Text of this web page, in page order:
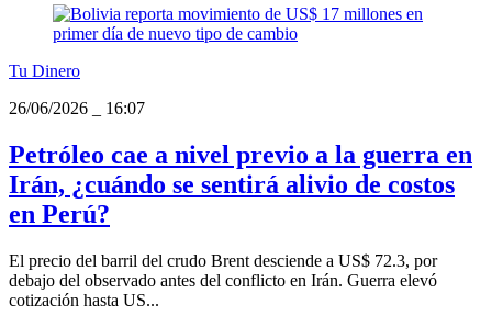
Tu Dinero
26/06/2026
16:07
Petróleo cae a nivel previo a la guerra en
Irán, ¿cuándo se sentirá alivio de costos
en Perú?
El precio del barril del crudo Brent desciende a US$ 72.3, por
debajo del observado antes del conflicto en Irán. Guerra elevó
cotización hasta US...